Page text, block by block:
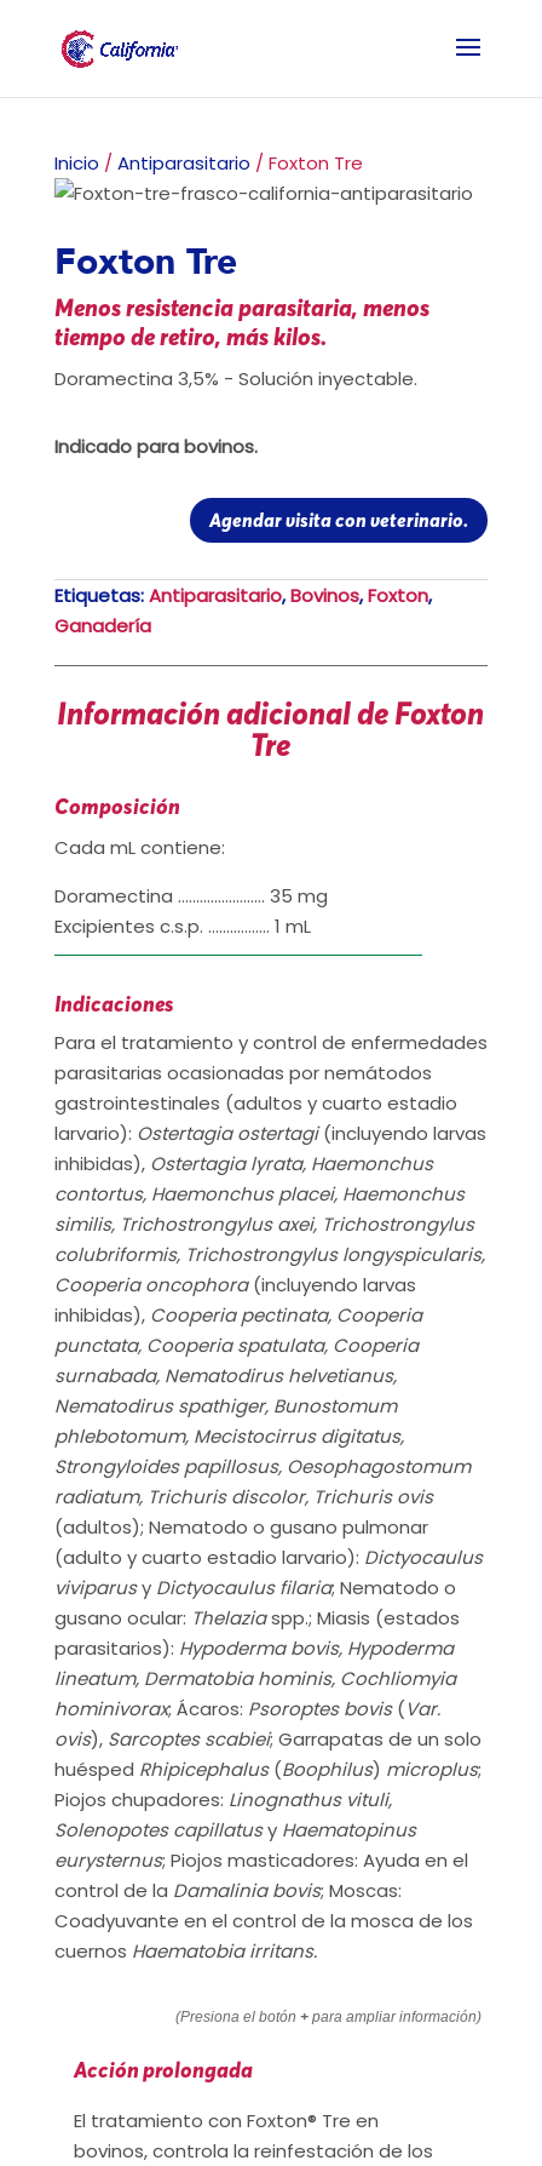
Inicio / Antiparasitario / Foxton Tre
Foxton Tre
Menos resistencia parasitaria, menos
tiempo de retiro, más kilos.
Doramectina 3,5% - Solución inyectable.
Indicado para bovinos.
Agendar visita con veterinario.
Etiquetas:Antiparasitario,Bovinos,Foxton,
Ganadería
Información adicional de Foxton
Tre
Composición
Cada mL contiene:
Doramectina …………………… 35 mg
Excipientes c.s.p. …………….. 1 mL
Indicaciones
Para el tratamiento y control de enfermedades
parasitarias ocasionadas por nemátodos
gastrointestinales (adultos y cuarto estadio
larvario): Ostertagia ostertagi(incluyendo larvas
inhibidas), Ostertagia lyrata, Haemonchus
contortus, Haemonchus placei, Haemonchus
similis, Trichostrongylus axei, Trichostrongylus
colubriformis, Trichostrongylus longyspicularis,
Cooperia oncophora(incluyendo larvas
inhibidas), Cooperia pectinata, Cooperia
punctata, Cooperia spatulata, Cooperia
surnabada, Nematodirus helvetianus,
Nematodirus spathiger, Bunostomum
phlebotomum, Mecistocirrus digitatus,
Strongyloides papillosus, Oesophagostomum
radiatum, Trichuris discolor, Trichuris ovis
(adultos); Nematodo o gusano pulmonar
(adulto y cuarto estadio larvario): Dictyocaulus
viviparusy Dictyocaulus filaria; Nematodo o
gusano ocular: Thelaziaspp.; Miasis (estados
parasitarios): Hypoderma bovis, Hypoderma
lineatum, Dermatobia hominis, Cochliomyia
hominivorax; Ácaros: Psoroptes bovis(Var.
ovis), Sarcoptes scabiei; Garrapatas de un solo
huésped Rhipicephalus(Boophilus) microplus;
Piojos chupadores: Linognathus vituli,
Solenopotes capillatusyHaematopinus
eurysternus; Piojos masticadores: Ayuda en el
control de la Damalinia bovis; Moscas:
Coadyuvante en el control de la mosca de los
cuernos Haematobia irritans.
(Presiona el botón+ para ampliar información)
Acción prolongada
El tratamiento con Foxton® Tre en
bovinos, controla la reinfestación de los